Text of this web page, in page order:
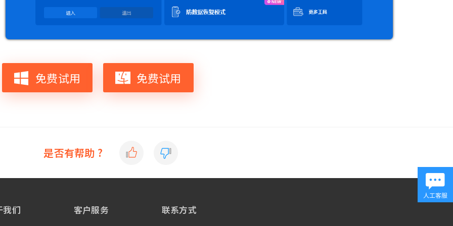
免费试用 免费试用
是否有帮助 ?
我们 客户服务 联系方式